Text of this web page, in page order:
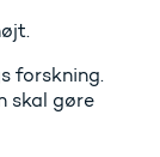
forskning.
skal gøre